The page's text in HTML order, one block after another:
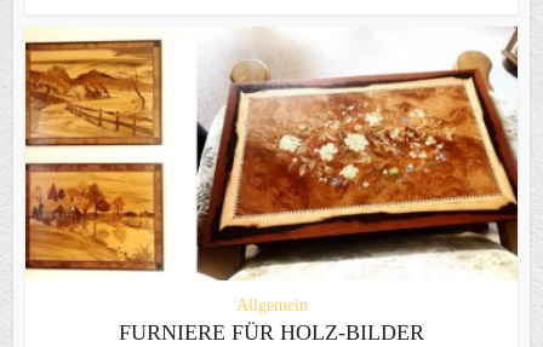
Allgemein
FURNIERE FÜR HOLZ-BILDER